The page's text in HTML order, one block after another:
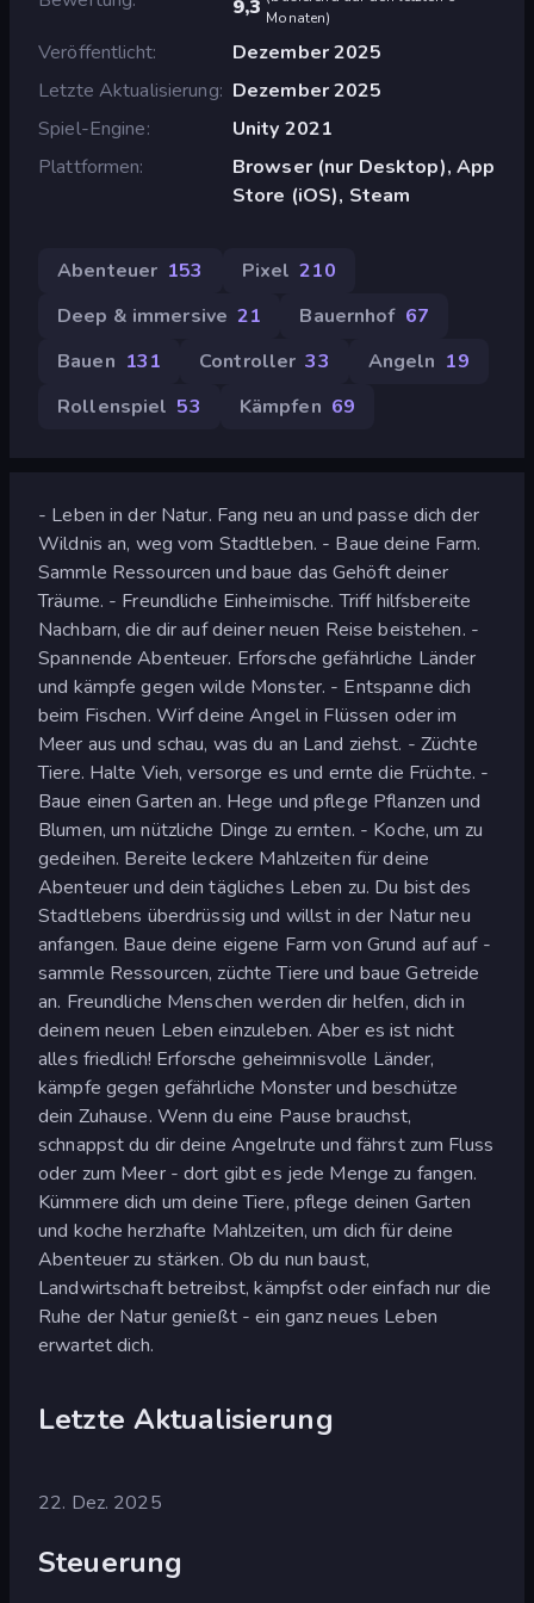
9,3 Monaten)
Veröffentlicht
Dezember 2025
Letzte Aktualisierung Dezember 2025
Spiel-Engine
Unity 2021
Plattformen
Browser (nur Desktop), App
Store (iOS), Steam
Abenteuer 153 Pixel 210
Deep & immersive 21 Bauernhof 67
Bauen 131 Controller 33 Angeln 19
Rollenspiel 53 Kämpfen 69
- Leben in der Natur. Fang neu an und passe dich der
Wildnis an, weg vom Stadtleben. - Baue deine Farm.
Sammle Ressourcen und baue das Gehöft deiner
Träume. - Freundliche Einheimische. Triff hilfsbereite
Nachbarn, die dir auf deiner neuen Reise beistehen. -
Spannende Abenteuer. Erforsche gefährliche Länder
und kämpfe gegen wilde Monster. - Entspanne dich
beim Fischen. Wirf deine Angel in Flüssen oder im
Meer aus und schau, was du an Land ziehst. - Züchte
Tiere. Halte Vieh, versorge es und ernte die Früchte. -
Baue einen Garten an. Hege und pflege Pflanzen und
Blumen, um nützliche Dinge zu ernten. - Koche, um zu
gedeihen. Bereite leckere Mahlzeiten für deine
Abenteuer und dein tägliches Leben zu. Du bist des
Stadtlebens überdrüssig und willst in der Natur neu
anfangen. Baue deine eigene Farm von Grund auf auf -
sammle Ressourcen, züchte Tiere und baue Getreide
an. Freundliche Menschen werden dir helfen, dich in
deinem neuen Leben einzuleben. Aber es ist nicht
alles friedlich! Erforsche geheimnisvolle Länder,
kämpfe gegen gefährliche Monster und beschütze
dein Zuhause. Wenn du eine Pause brauchst,
schnappst du dir deine Angelrute und fährst zum Fluss
oder zum Meer - dort gibt es jede Menge zu fangen.
Kümmere dich um deine Tiere, pflege deinen Garten
und koche herzhafte Mahlzeiten, um dich für deine
Abenteuer zu stärken. Ob du nun baust,
Landwirtschaft betreibst, kämpfst oder einfach nur die
Ruhe der Natur genießt - ein ganz neues Leben
erwartet dich.
Letzte Aktualisierung
22. Dez. 2025
Steuerung